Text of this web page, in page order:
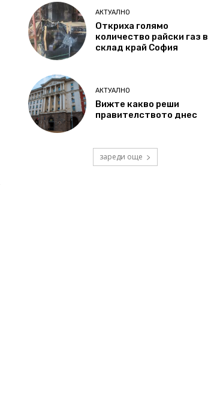
АКТУАЛНО
Откриха голямо
количество райски газ в
склад край София
АКТУАЛНО
Вижте какво реши
правителството днес
зареди още